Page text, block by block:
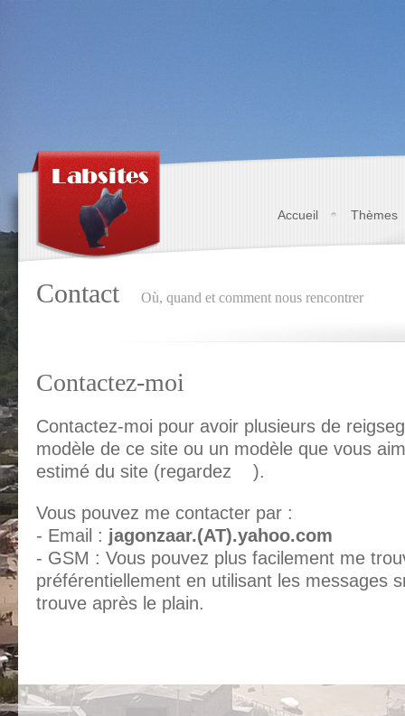
Accueil Thèmes
Contact Où, quand et comment nous rencontrer
Contactez-moi
Contactez-moi pour avoir plusieurs de
modèle de ce site ou un modèle que vous
estimé du site (regardez
).
Vous pouvez me contacter par :
- Email : jagonzaar.(AT).yahoo.com
- GSM : Vous pouvez plus facilement me
préférentiellement en utilisant les messages
trouve après le plain.